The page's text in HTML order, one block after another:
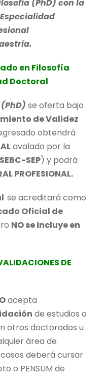
(PhD) con la
en Filosofía
Doctoral
se oferta bajo
de Validez
obtendrá
avalado por la
SEBC-SEP) y podrá
PROFESIONAL.
se acreditará como
Oficial de
NO se incluye en
DE
acepta
de estudios o
otros doctorados u
área de
deberá cursar
o PENSUM de